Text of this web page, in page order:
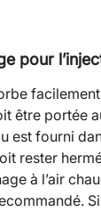
pour
facilement
être portée
est fourni
rester
à l’air